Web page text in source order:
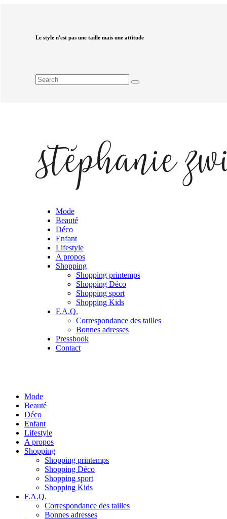
Le style n'est pas une taille mais une attitude
Mode
Beauté
Déco
Enfant
Lifestyle
A propos
Shopping
Shopping printemps
Shopping Déco
Shopping sport
Shopping Kids
F.A.Q.
Correspondance des tailles
Bonnes adresses
Pressbook
Contact
Mode
Beauté
Déco
Enfant
Lifestyle
A propos
Shopping
Shopping printemps
Shopping Déco
Shopping sport
Shopping Kids
F.A.Q.
Correspondance des tailles
Bonnes adresses